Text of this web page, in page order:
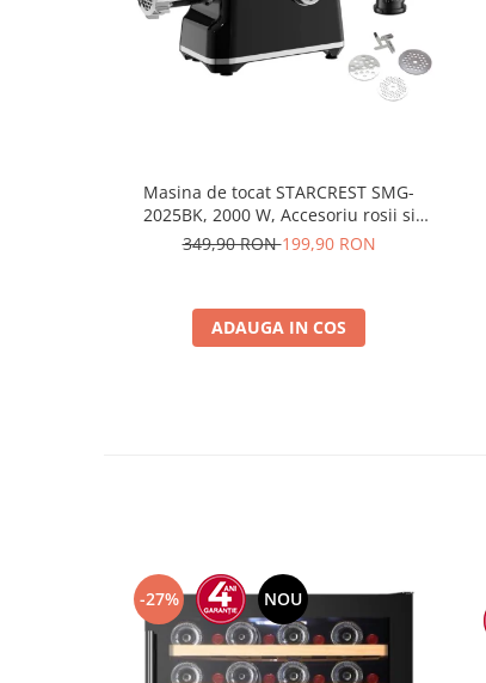
Masina de tocat STARCREST SMG-
2025BK, 2000 W, Accesoriu rosii si
carnati, 3 site de taiere, Cutit inox,
349,90 RON199,90 RON
ADAUGA IN COS
-27% NOU